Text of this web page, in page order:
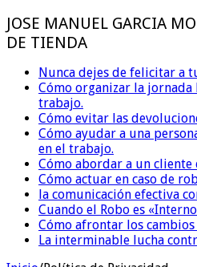
JOSE MANUEL GARCIA
DE TIENDA
Nunca dejes de felicitar a
Cómo organizar la
trabajo.
Cómo evitar las
Cómo ayudar a una
en el trabajo.
Cómo abordar a un cliente
Cómo actuar en caso de
la comunicación efectiva
Cuando el Robo es
Cómo afrontar los
La interminable lucha